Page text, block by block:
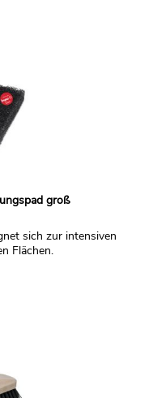
groß
sich zur intensiven
Flächen.